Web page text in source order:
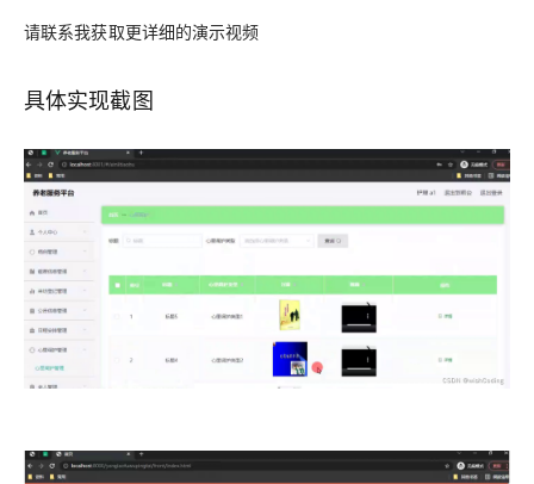
请联系我获取更详细的演示视频
具体实现截图